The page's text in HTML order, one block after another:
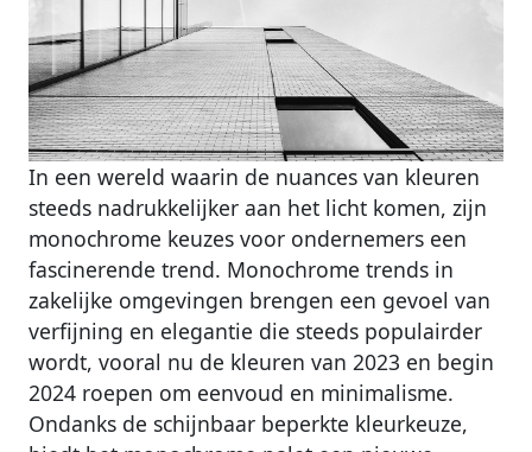
In een wereld waarin de nuances van kleuren
steeds nadrukkelijker aan het licht komen, zijn
monochrome keuzes voor ondernemers een
fascinerende trend. Monochrome trends in
zakelijke omgevingen brengen een gevoel van
verfijning en elegantie die steeds populairder
wordt, vooral nu de kleuren van 2023 en begin
2024 roepen om eenvoud en minimalisme.
Ondanks de schijnbaar beperkte kleurkeuze,